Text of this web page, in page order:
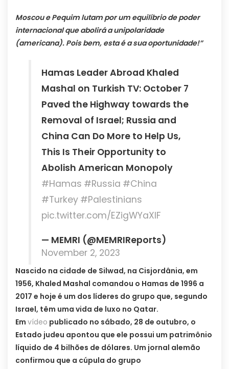
Moscou e Pequim lutam por um equilíbrio de poder
internacional que abolirá a unipolaridade
(americana). Pois bem, esta é a sua oportunidade!”
Hamas Leader Abroad Khaled
Mashal on Turkish TV: October 7
Paved the Highway towards the
Removal of Israel; Russia and
China Can Do More to Help Us,
This Is Their Opportunity to
Abolish American Monopoly
#Hamas #Russia #China
#Turkey #Palestinians
pic.twitter.com/EZigWYaXlF
— MEMRI (@MEMRIReports)
November 2, 2023
Nascido na cidade de Silwad, na Cisjordânia, em
1956, Khaled Mashal comandou o Hamas de 1996 a
2017 e hoje é um dos líderes do grupo que, segundo
Israel, têm uma vida de luxo no Qatar.
Em vídeo publicado no sábado, 28 de outubro, o
Estado judeu apontou que ele possui um patrimônio
líquido de 4 bilhões de dólares. Um jornal alemão
confirmou que a cúpula do grupo